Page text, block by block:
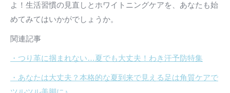
よ！生活習慣の見直しとホワイトニングケアを、あなたも始
めてみてはいかがでしょうか。
関連記事
・つり革に掴まれない…夏でも大丈夫！わき汗予防特集
・あなたは大丈夫？本格的な夏到来で見える足は角質ケアで